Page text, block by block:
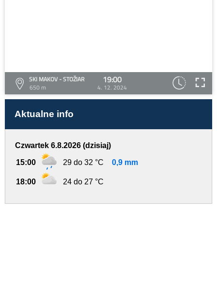
SKI MAKOV - STOŽIAR
650 m
19:00
4. 12. 2024
Aktualne info
Czwartek 6.8.2026 (dzisiaj)
15:00 29 do 32 °C 0,9 mm
18:00 24 do 27 °C